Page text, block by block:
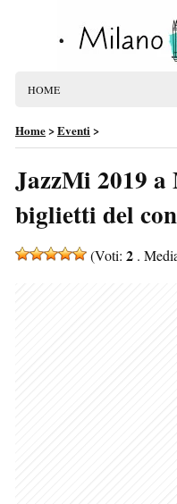
HOME
Home>Eventi>
JazzMi 2019
biglietti del
(Voti: 2 .